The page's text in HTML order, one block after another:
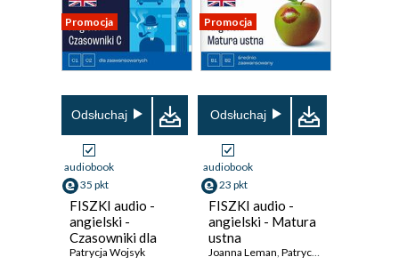
Promocja
Odsłuchaj
audiobook
35 pkt
FISZKI audio -
angielski -
Czasowniki dla
zaawansowanych
Patrycja Wojsyk
Promocja
Odsłuchaj
audiobook
23 pkt
FISZKI audio -
angielski - Matura
ustna
Joanna Leman, Patrycja Wojsyk